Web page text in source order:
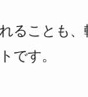
ることも、
です。